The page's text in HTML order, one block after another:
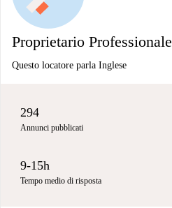
Proprietario Professionale
Questo locatore parla Inglese
294
Annunci pubblicati
9-15h
Tempo medio di risposta